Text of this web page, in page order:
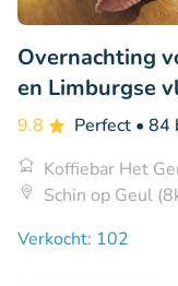
Overnachting
en Limburgse
9.8 Perfect • 84
Koffiebar Het
Schin op Geul
Verkocht: 102